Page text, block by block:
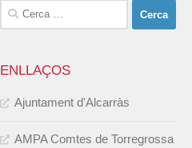
Cerca:
ENLLAÇOS
Ajuntament d'Alcarràs
AMPA Comtes de Torregrossa